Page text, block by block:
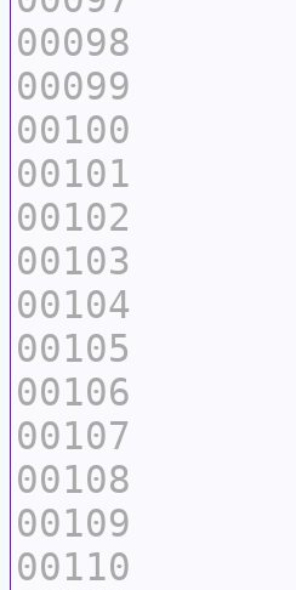
00098
00099
00100
00101
00102
00103
00104
00105
00106
00107
00108
00109
00110